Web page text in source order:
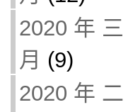
2020 年 三
月 (9)
2020 年 二